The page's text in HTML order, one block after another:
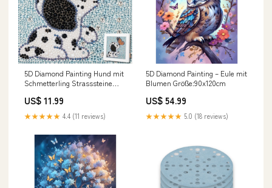
5D Diamond Painting Hund mit
Schmetterling Strasssteine
US$ 11.99
★★★★★ 4.4 (11 reviews)
5D Diamond Painting – Eule mit
Blumen Größe:90x120cm
US$ 54.99
★★★★★ 5.0 (18 reviews)